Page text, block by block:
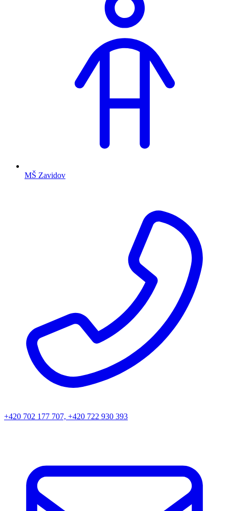
MŠ Zavidov
+420 702 177 707, +420 722 930 393